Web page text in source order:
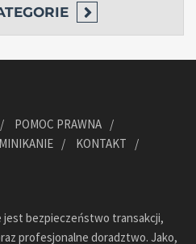
POMOC PRAWNA
KONTAKT
jest bezpieczeństwo transakcji,
profesjonalne doradztwo. Jako,